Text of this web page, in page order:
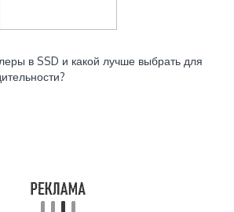
в SSD и какой лучше выбрать для